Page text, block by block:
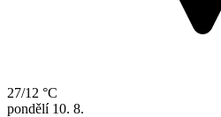
27/12 °C
pondělí 10. 8.